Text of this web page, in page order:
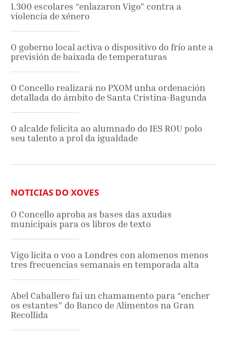
1.300 escolares “enlazaron Vigo” contra a
violencia de xénero
O goberno local activa o dispositivo do frío ante a
previsión de baixada de temperaturas
O Concello realizará no PXOM unha ordenación
detallada do ámbito de Santa Cristina-Bagunda
O alcalde felicita ao alumnado do IES ROU polo
seu talento a prol da igualdade
NOTICIAS DO XOVES
O Concello aproba as bases das axudas
municipais para os libros de texto
Vigo licita o voo a Londres con alomenos menos
tres frecuencias semanais en temporada alta
Abel Caballero fai un chamamento para “encher
os estantes” do Banco de Alimentos na Gran
Recollida